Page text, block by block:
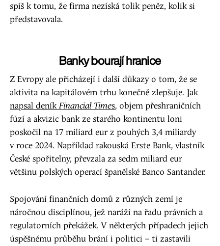
spíš k tomu, že firma nezíská tolik peněz, kolik si
představovala.
Banky bourají hranice
Z Evropy ale přicházejí i další důkazy o tom, že se
aktivita na kapitálovém trhu konečně zlepšuje. Jak
napsal deníkFinancial Times, objem přeshraničních
fúzí a akvizic bank ze starého kontinentu loni
poskočil na 17 miliard eur z pouhých 3,4 miliardy
v roce 2024. Například rakouská Erste Bank, vlastník
České spořitelny, převzala za sedm miliard eur
většinu polských operací španělské Banco Santander.
Spojování finančních domů z různých zemí je
náročnou disciplínou, jež naráží na řadu právních a
regulatorních překážek. V některých případech jejich
úspěšnému průběhu brání i politici – ti zastavili